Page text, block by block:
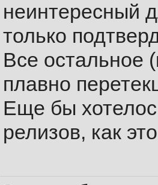
неинтересный
только
Все остальное
плавно
Еще бы
релизов, как